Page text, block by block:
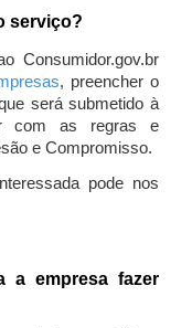
serviço?
Consumidor.gov.br
, preencher o
será submetido à
com as regras e
e Compromisso.
pode nos
a empresa fazer